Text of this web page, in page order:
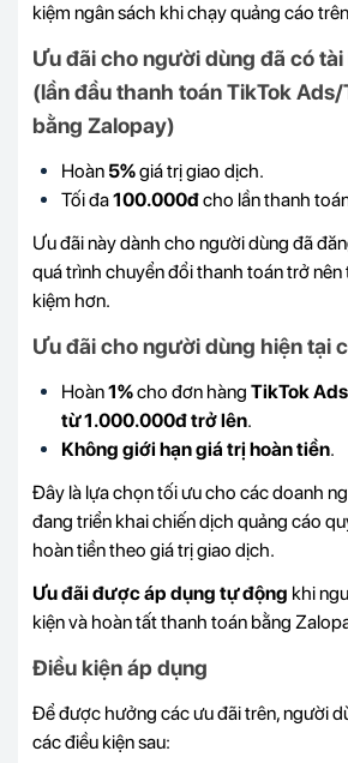
kiệm ngân sách khi chạy quảng cáo
Ưu đãi cho người dùng đã có
(lần đầu thanh toán TikTok
bằng Zalopay)
Hoàn 5%giá trị giao dịch.
Tối đa100.000đcho lần thanh
Ưu đãi này dành cho người dùng đã
quá trình chuyển đổi thanh toán trở nên
kiệm hơn.
Ưu đãi cho người dùng hiện tại
Hoàn1%cho đơn hàng TikTok
từ 1.000.000đ trở lên.
Không giới hạn giá trị hoàn tiền.
Đây là lựa chọn tối ưu cho các doanh
đang triển khai chiến dịch quảng cáo
hoàn tiền theo giá trị giao dịch.
Ưu đãi được áp dụng tự động khi
kiện và hoàn tất thanh toán bằng
Điều kiện áp dụng
Để được hưởng các ưu đãi trên, người
các điều kiện sau: